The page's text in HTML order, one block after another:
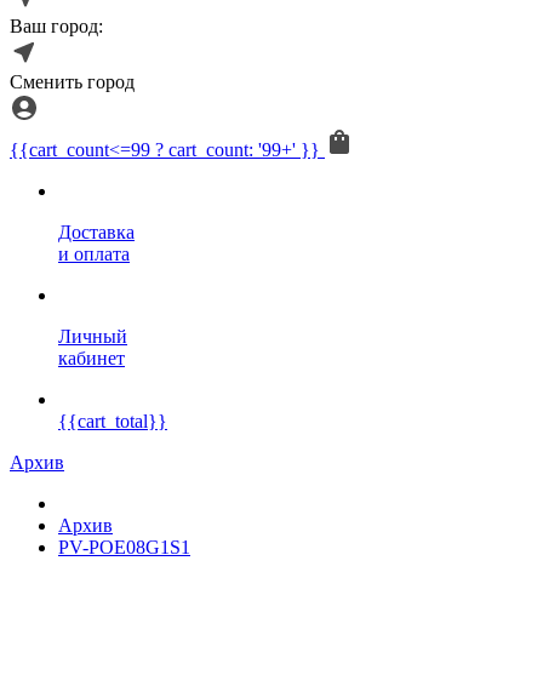
Ваш город:
Сменить город
{{cart_count<=99 ? cart_count: '99+' }}
Доставка
и оплата
Личный
кабинет
{{cart_total}}
Архив
Архив
PV-POE08G1S1